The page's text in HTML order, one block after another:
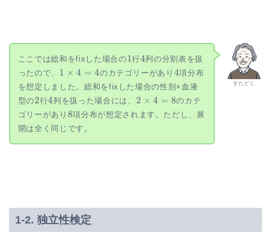
すたどく
ここでは総和をfixした場合の1
1行4
4列の分割表を扱
ったので、 1
\times
4 = 4
1 × 4 = 4のカテゴリーがあり 4
4項分布
を想定しました。総和をfixした場合の性別×血液
型の2
2行4
4列を扱った場合には、 2
\times
4 = 8
2 × 4 = 8のカテ
ゴリーがあり 8
8項分布が想定されます。ただし、展
開は全く同じです。
1-2. 独立性検定